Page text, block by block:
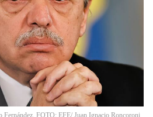
Fernández. FOTO: EFE/ Juan Ignacio Roncoroni